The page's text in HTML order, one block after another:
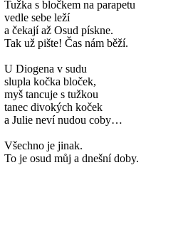
Tužka s bločkem na parapetu
vedle sebe leží
a čekají až Osud pískne.
Tak už pište! Čas nám běží.
U Diogena v sudu
slupla kočka bloček,
myš tancuje s tužkou
tanec divokých koček
a Julie neví nudou coby…
Všechno je jinak.
To je osud můj a dnešní doby.